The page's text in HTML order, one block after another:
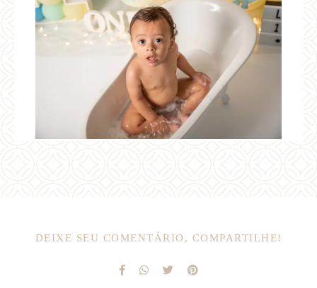
DEIXE SEU COMENTÁRIO, COMPARTILHE!